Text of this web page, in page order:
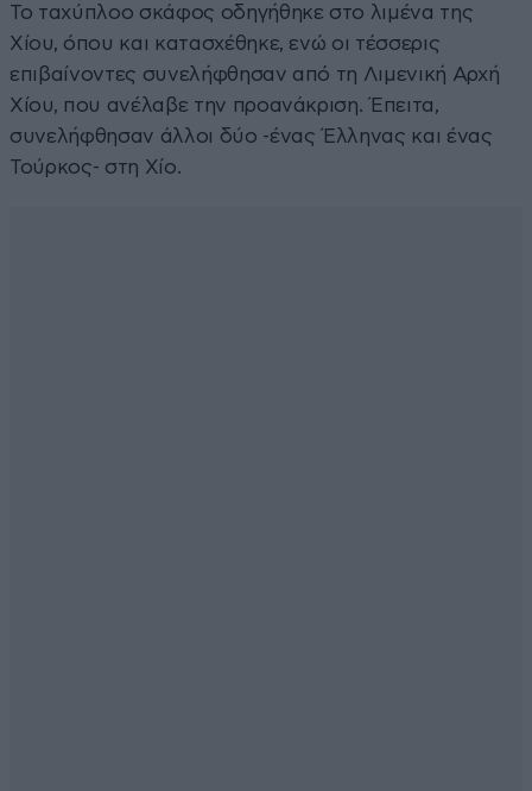
Το ταχύπλοο σκάφος οδηγήθηκε στο λιμένα της
Χίου, όπου και κατασχέθηκε, ενώ οι τέσσερις
επιβαίνοντες συνελήφθησαν από τη Λιμενική Αρχή
Χίου, που ανέλαβε την προανάκριση. Έπειτα,
συνελήφθησαν άλλοι δύο -ένας Έλληνας και ένας
Τούρκος- στη Χίο.